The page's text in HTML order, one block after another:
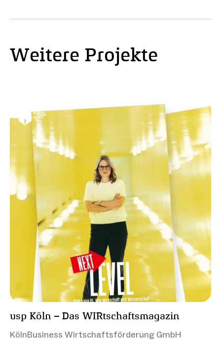
Weitere Projekte
usp Köln – Das WIRtschaftsmagazin
KölnBusiness Wirtschaftsförderung GmbH